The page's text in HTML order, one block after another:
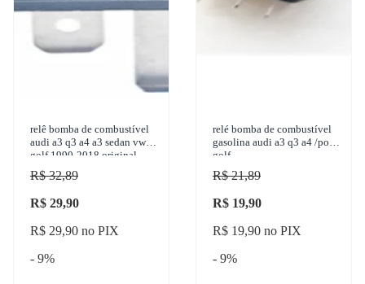
relê bomba de combustível
audi a3 q3 a4 a3 sedan vw
golf 1990-2018 original -
rbw253
R$ 32,89
R$ 29,90
R$ 29,90 no PIX
- 9%
relé bomba de combustível
gasolina audi a3 q3 a4 /polo
golf
R$ 21,89
R$ 19,90
R$ 19,90 no PIX
- 9%